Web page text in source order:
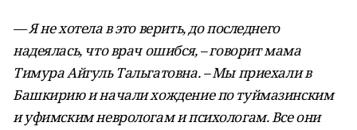
— Я не хотела в это верить, до последнего
надеялась, что врач ошибся, – говорит мама
Тимура Айгуль Тальгатовна. – Мы приехали в
Башкирию и начали хождение по туймазинским
и уфимским неврологам и психологам. Все они